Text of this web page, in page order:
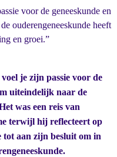
voor de geneeskunde en
ouderengeneeskunde heeft
en groei.”
je zijn passie voor de
uiteindelijk naar de
was een reis van
terwijl hij reflecteert op
aan zijn besluit om in